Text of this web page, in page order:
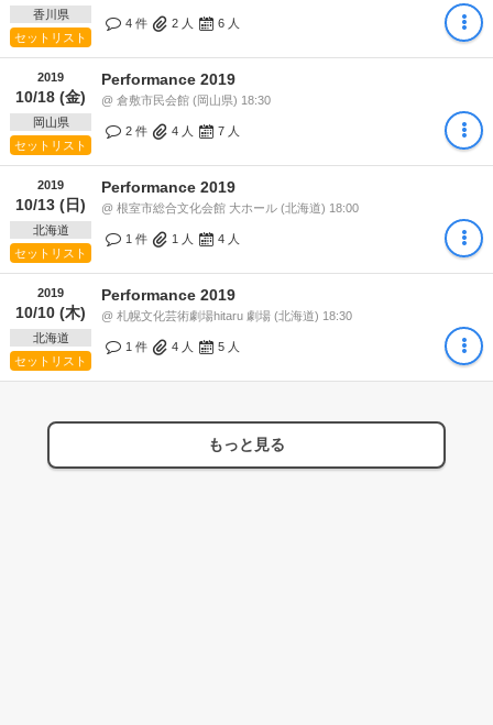
香川県
セットリスト
4 件 2 人 6 人
2019
10/18 (金)
岡山県
セットリスト
Performance 2019
@ 倉敷市民会館 (岡山県) 18:30
2 件 4 人 7 人
2019
10/13 (日)
北海道
セットリスト
Performance 2019
@ 根室市総合文化会館 大ホール (北海道) 18:00
1 件 1 人 4 人
2019
10/10 (木)
北海道
セットリスト
Performance 2019
@ 札幌文化芸術劇場hitaru 劇場 (北海道) 18:30
1 件 4 人 5 人
もっと見る